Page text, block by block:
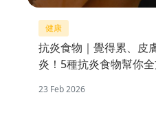
健康
抗炎食物｜覺得累、皮
炎！5種抗炎食物幫你
23 Feb 2026